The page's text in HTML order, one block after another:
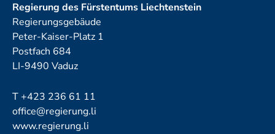
Regierung des Fürstentums Liechtenstein
Regierungsgebäude
Peter-Kaiser-Platz 1
Postfach 684
LI-9490 Vaduz
T+423 236 61 11
office@regierung.li
www.regierung.li